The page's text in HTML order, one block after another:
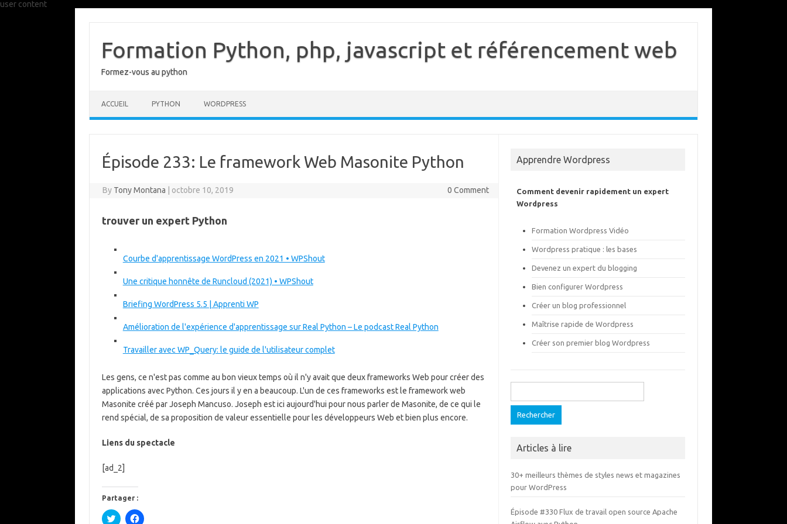
user content
contentFormation Python, php, javascript et référencement web
Formez-vous au python
ACCUEIL PYTHON WORDPRESS
Épisode 233: Le framework Web Masonite Python
By Tony Montana octobre 10, 2019 0 Comment
trouver un expert Python
Courbe d'apprentissage WordPress en 2021 • WPShout
Une critique honnête de Runcloud (2021) • WPShout
Briefing WordPress 5.5 | Apprenti WP
Amélioration de l'expérience d'apprentissage sur Real Python – Le podcast Real Python
Travailler avec WP_Query: le guide de l'utilisateur complet
Les gens, ce n'est pas comme au bon vieux temps où il n'y avait que deux frameworks Web pour créer des
applications avec Python. Ces jours il y en a beaucoup. L'un de ces frameworks est le framework web
Masonite créé par Joseph Mancuso. Joseph est ici aujourd'hui pour nous parler de Masonite, de ce qui le
rend spécial, de sa proposition de valeur essentielle pour les développeurs Web et bien plus encore.
Liens du spectacle
[ad_2]
Partager :
C C
Apprendre Wordpress
Comment devenir rapidement un expert
Wordpress
Formation Wordpress Vidéo
Wordpress pratique : les bases
Devenez un expert du blogging
Bien configurer Wordpress
Créer un blog professionnel
Maîtrise rapide de Wordpress
Créer son premier blog Wordpress
Articles à lire
30+ meilleurs thèmes de styles news et magazines
pour WordPress
Épisode #330 Flux de travail open source Apache